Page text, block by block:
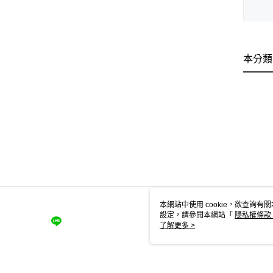
本分
本網站中使用 cookie，欲查詢有
設定，請參閱本網站「 隱私權條款
使用 cookie。
了解更多 >